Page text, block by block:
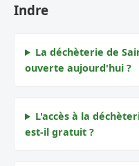
Indre
La déchèterie de
ouverte aujourd'hui ?
L'accès à la
est-il gratuit ?